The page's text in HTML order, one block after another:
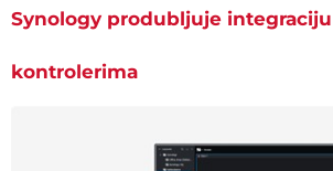
Synology produbljuje integraciju
kontrolerima